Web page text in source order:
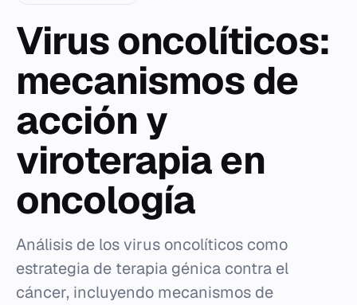
Virus oncolíticos:
mecanismos de
acción y
viroterapia en
oncología
Análisis de los virus oncolíticos como
estrategia de terapia génica contra el
cáncer, incluyendo mecanismos de